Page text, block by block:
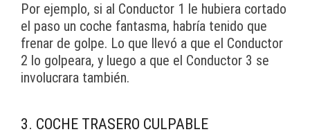
Por ejemplo, si al Conductor 1 le hubiera cortado
el paso un coche fantasma, habría tenido que
frenar de golpe. Lo que llevó a que el Conductor
2 lo golpeara, y luego a que el Conductor 3 se
involucrara también.
3. COCHE TRASERO CULPABLE